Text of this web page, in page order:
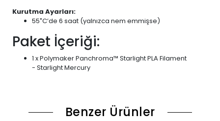
Kurutma Ayarları:
55˚C’de 6 saat (yalnızca nem emmişse)
Paket İçeriği:
1 x Polymaker Panchroma™ Starlight PLA Filament
- Starlight Mercury
Benzer Ürünler